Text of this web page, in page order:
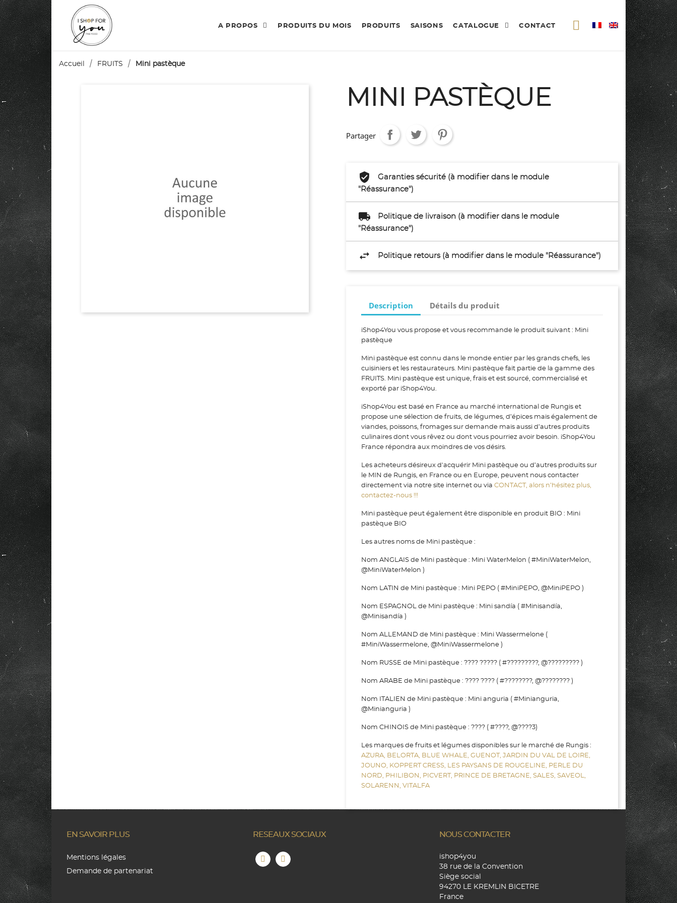
A PROPOS PRODUITS DU MOIS PRODUITS SAISONS CATALOGUE CONTACT
Accueil FRUITS Mini pastèque
MINI PASTÈQUE
Partager
Garanties sécurité (à modifier dans le module
"Réassurance")
Politique de livraison (à modifier dans le module
"Réassurance")
Politique retours (à modifier dans le module "Réassurance")
Description Détails du produit
iShop4You vous propose et vous recommande le produit suivant : Mini
pastèque
Mini pastèque est connu dans le monde entier par les grands chefs, les
cuisiniers et les restaurateurs. Mini pastèque fait partie de la gamme des
FRUITS. Mini pastèque est unique, frais et est sourcé, commercialisé et
exporté par iShop4You.
iShop4You est basé en France au marché international de Rungis et
propose une sélection de fruits, de légumes, d’épices mais également de
viandes, poissons, fromages sur demande mais aussi d’autres produits
culinaires dont vous rêvez ou dont vous pourriez avoir besoin. iShop4You
France répondra aux moindres de vos désirs.
Les acheteurs désireux d'acquérir Mini pastèque ou d’autres produits sur
le MIN de Rungis, en France ou en Europe, peuvent nous contacter
directement via notre site internet ou via CONTACT, alors n’hésitez plus,
contactez-nous !!!
Mini pastèque peut également être disponible en produit BIO : Mini
pastèque BIO
Les autres noms de Mini pastèque :
Nom ANGLAIS de Mini pastèque : Mini WaterMelon ( #MiniWaterMelon,
@MiniWaterMelon )
Nom LATIN de Mini pastèque : Mini PEPO ( #MiniPEPO, @MiniPEPO )
Nom ESPAGNOL de Mini pastèque : Mini sandía ( #Minisandía,
@Minisandía )
Nom ALLEMAND de Mini pastèque : Mini Wassermelone (
#MiniWassermelone, @MiniWassermelone )
Nom RUSSE de Mini pastèque : ???? ????? ( #?????????, @????????? )
Nom ARABE de Mini pastèque : ???? ???? ( #????????, @???????? )
Nom ITALIEN de Mini pastèque : Mini anguria ( #Minianguria,
@Minianguria )
Nom CHINOIS de Mini pastèque : ???? ( #????, @????3)
Les marques de fruits et légumes disponibles sur le marché de Rungis :
AZURA, BELORTA, BLUE WHALE, GUENOT, JARDIN DU VAL DE LOIRE,
JOUNO, KOPPERT CRESS, LES PAYSANS DE ROUGELINE, PERLE DU
NORD, PHILIBON, PICVERT, PRINCE DE BRETAGNE, SALES, SAVEOL,
SOLARENN, VITALFA
EN SAVOIR PLUS
Mentions légales
Demande de partenariat
RESEAUX SOCIAUX NOUS CONTACTER
ishop4you
38 rue de la Convention
Siège social
94270 LE KREMLIN BICETRE
France